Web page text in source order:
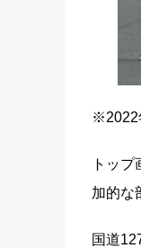
※2022
トッ
加的な
国道